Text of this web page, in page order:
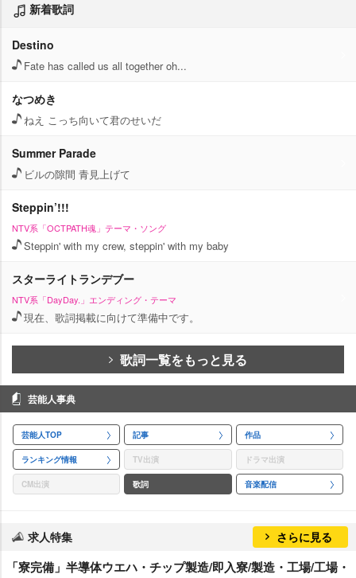
新着歌詞
Destino
Fate has called us all together oh...
なつめき
ねえ こっち向いて君のせいだ
Summer Parade
ビルの隙間 青見上げて
Steppin’!!!
NTV系「OCTPATH魂」テーマ・ソング
Steppin' with my crew, steppin' with my baby
スターライトランデブー
NTV系「DayDay.」エンディング・テーマ
現在、歌詞掲載に向けて準備中です。
歌詞一覧をもっと見る
芸能人事典
芸能人TOP 記事 作品
ランキング情報 TV出演 ドラマ出演
CM出演 歌詞 音楽配信
求人特集 さらに見る
「寮完備」半導体ウエハ・チップ製造/即入寮/製造・工場/工場・